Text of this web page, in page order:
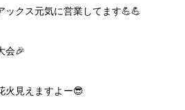
ックス元気に営業してます💪💪
会🎉
火見えますよー😎